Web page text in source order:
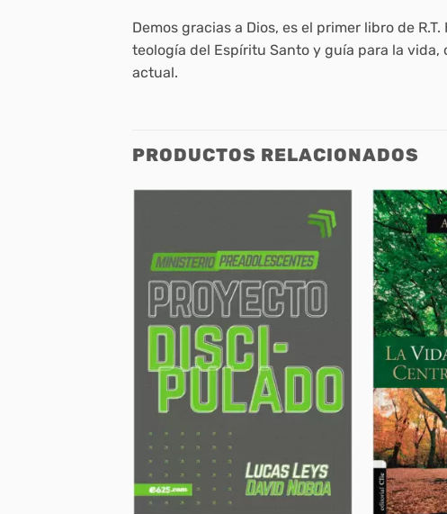
Demos gracias a Dios, es el primer libro de
teología del Espíritu Santo y guía para la
actual.
PRODUCTOS RELACIONADOS